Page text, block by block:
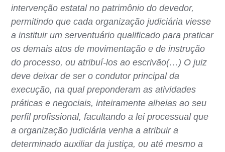
intervenção estatal no patrimônio do devedor,
permitindo que cada organização judiciária viesse
a instituir um serventuário qualificado para praticar
os demais atos de movimentação e de instrução
do processo, ou atribuí-los ao escrivão(…) O juiz
deve deixar de ser o condutor principal da
execução, na qual preponderam as atividades
práticas e negociais, inteiramente alheias ao seu
perfil profissional, facultando a lei processual que
a organização judiciária venha a atribuir a
determinado auxiliar da justiça, ou até mesmo a